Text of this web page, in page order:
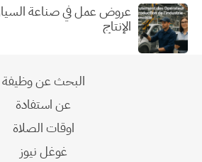
عروض عمل في صناعة
الإنتاج
البحث عن وظيفة
عن استفادة
اوقات الصلاة
غوغل نيوز